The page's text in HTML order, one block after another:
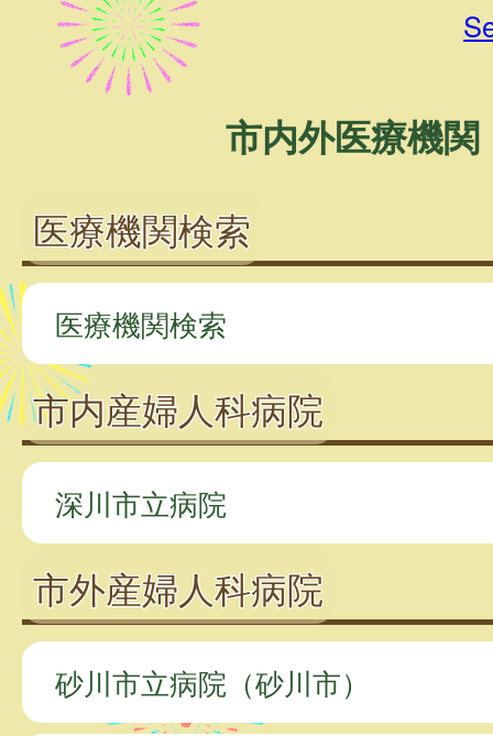
市内外医療機関
医療機関検索
医療機関検索
市内産婦人科病院
深川市立病院
市外産婦人科病院
砂川市立病院（砂川市）